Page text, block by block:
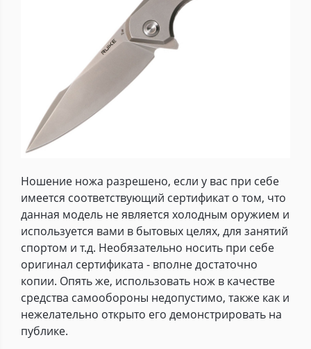
Ношение ножа разрешено, если у вас при себе
имеется соответствующий сертификат о том, что
данная модель не является холодным оружием и
используется вами в бытовых целях, для занятий
спортом и т.д. Необязательно носить при себе
оригинал сертификата - вполне достаточно
копии. Опять же, использовать нож в качестве
средства самообороны недопустимо, также как и
нежелательно открыто его демонстрировать на
публике.